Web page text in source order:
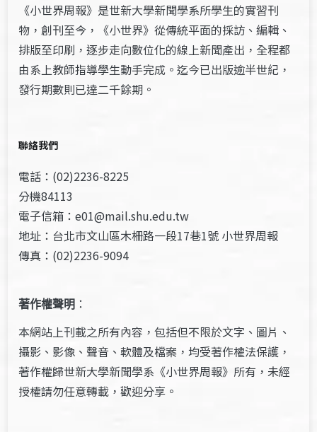
《小世界周報》是世新大學新聞學系所學生的實習刊
物，創刊至今，《小世界》從傳統平面的採訪、編輯、
排版至印刷，逐步走向數位化的線上新聞產出，全程都
由系上教師指導學生動手完成。迄今已出版逾半世紀，
發行期數則已達二千餘期。
聯絡我們
電話：(02)2236-8225
分機84113
電子信箱：e01@mail.shu.edu.tw
地址：台北市文山區木柵路一段17巷1號 小世界周報
傳真：(02)2236-9094
著作權聲明 ：
本網站上刊載之所有內容，包括但不限於文字、圖片、
攝影、影像、聲音、軟體及檔案，均受著作權法保護，
著作權歸世新大學新聞學系《小世界周報》所有，未經
授權請勿任意轉載，歡迎分享。